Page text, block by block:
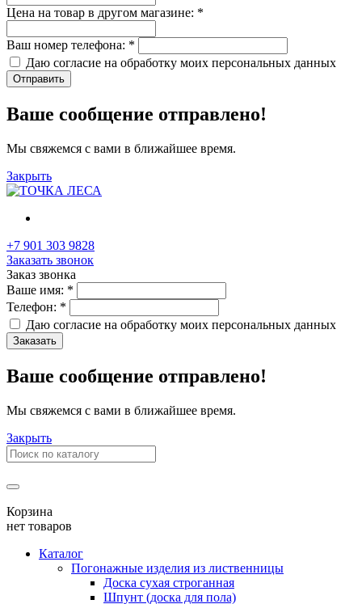
Цена на товар в другом магазине: *
Ваш номер телефона: *
Даю согласие на обработку моих персональных данных
Отправить
Ваше сообщение отправлено!
Мы свяжемся с вами в ближайшее время.
Закрыть
+7 901 303 9828
Заказать звонок
Заказ звонка
Ваше имя: *
Телефон: *
Даю согласие на обработку моих персональных данных
Заказать
Ваше сообщение отправлено!
Мы свяжемся с вами в ближайшее время.
Закрыть
Корзина
нет товаров
Каталог
Погонажные изделия из лиственницы
Доска сухая строганная
Шпунт (доска для пола)